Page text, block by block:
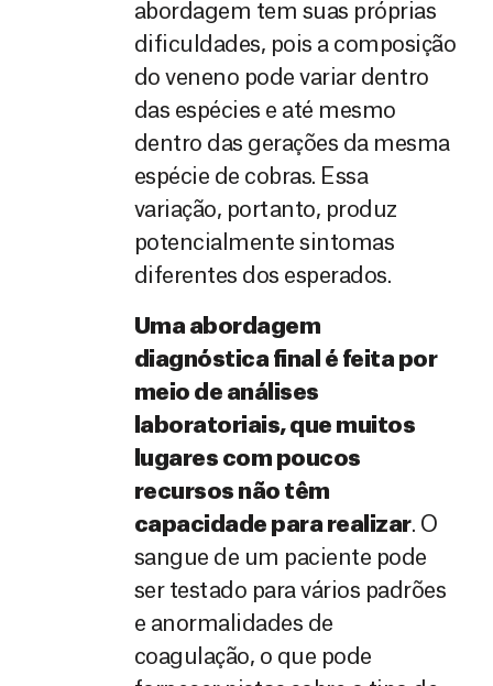
abordagem tem suas próprias
dificuldades, pois a composição
do veneno pode variar dentro
das espécies e até mesmo
dentro das gerações da mesma
espécie de cobras. Essa
variação, portanto, produz
potencialmente sintomas
diferentes dos esperados.
Uma abordagem
diagnóstica final é feita por
meio de análises
laboratoriais, que muitos
lugares com poucos
recursos não têm
capacidade para realizar. O
sangue de um paciente pode
ser testado para vários padrões
e anormalidades de
coagulação, o que pode